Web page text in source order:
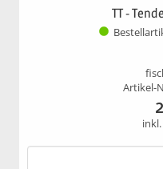
TT -
Artikel-